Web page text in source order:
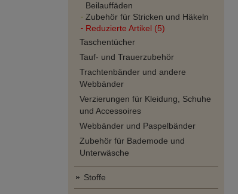
Beilauffäden
Zubehör für Stricken und Häkeln
Reduzierte Artikel (5)
Taschentücher
Tauf- und Trauerzubehör
Trachtenbänder und andere
Webbänder
Verzierungen für Kleidung, Schuhe
und Accessoires
Webbänder und Paspelbänder
Zubehör für Bademode und
Unterwäsche
Stoffe